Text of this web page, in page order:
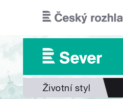
Životní styl